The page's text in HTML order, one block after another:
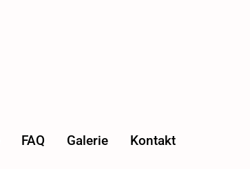
FAQ Galerie Kontakt